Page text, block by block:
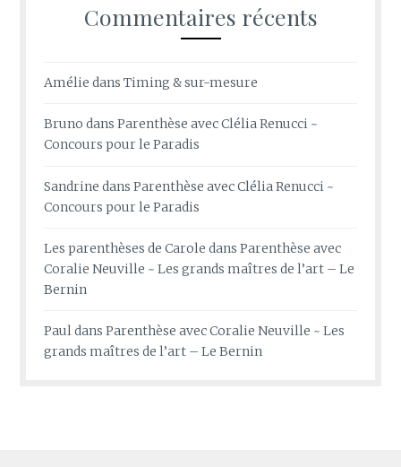
Commentaires récents
Amélie dansTiming & sur-mesure
Bruno dansParenthèse avec Clélia Renucci ~
Concours pour le Paradis
Sandrine dansParenthèse avec Clélia Renucci ~
Concours pour le Paradis
Les parenthèses de Carole dansParenthèse avec
Coralie Neuville ~ Les grands maîtres de l’art – Le
Bernin
PauldansParenthèse avec Coralie Neuville ~ Les
grands maîtres de l’art – Le Bernin